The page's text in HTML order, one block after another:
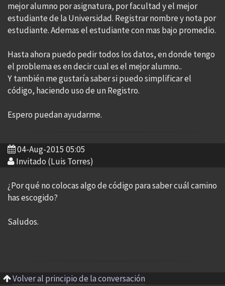
mejor alumno por asignatura, por facultad y el mejor
estudiante de la Universidad. Registrar nombre y nota por
estudiante. Ademas el estudiante con mas bajo promedio.
Hasta ahora puedo pedir todos los datos, en donde tengo
el problema es en decir cual es el mejor alumno..
Y también me gustaría saber si puedo simplificar el
código, haciendo uso de un Registro.
Espero puedan ayudarme.
04-Aug-2015 05:05
Invitado (Luis Torres)
¿Por qué no colocas algo de código para saber cuál camino
has escogido?
Saludos.
Volver al principio de la conversación